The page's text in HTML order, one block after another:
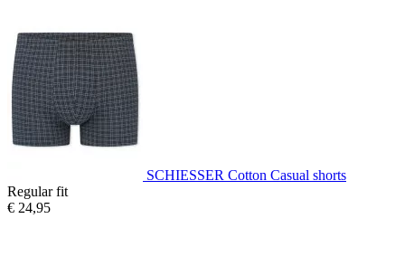
SCHIESSER Cotton Casual shorts
Regular fit
€ 24,95